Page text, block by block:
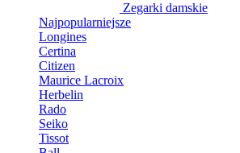
Zegarki damskie
Najpopularniejsze
Longines
Certina
Citizen
Maurice Lacroix
Herbelin
Rado
Seiko
Tissot